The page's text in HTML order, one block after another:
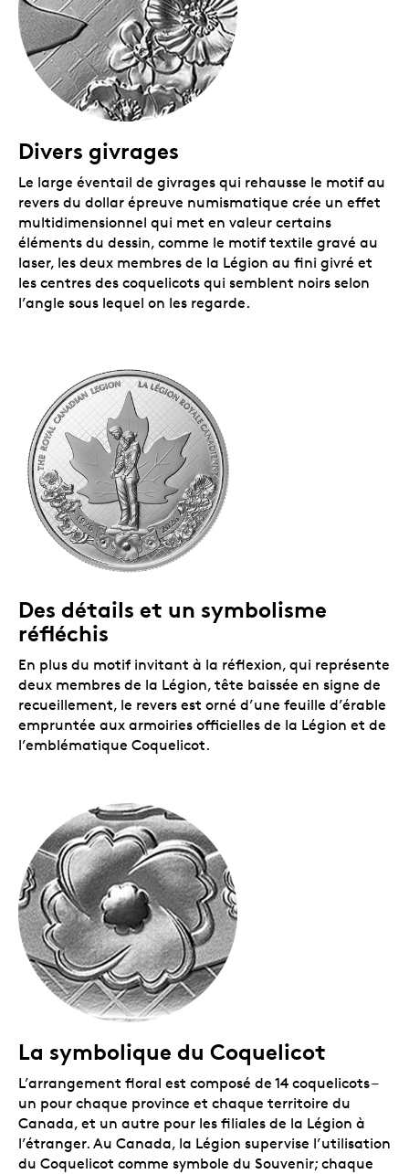
Un tirage limité.Le tirage mondial est limité à
35 000 exemplaires.
Un certificat numéroté.La Monnaie royale
canadienne certifie l’authenticité de toutes ses
pièces de collection.
Aucune TPS ni TVH.
Emballage
Le dollar épreuve numismatique en argent fin est
encapsulé et présenté dans un boîtier à double coque
noir orné du logo de la Monnaie royale canadienne. Le
boîtier est assorti d’une boîte protectrice noire.
Divers givrages
Le large éventail de givrages qui rehausse le motif au
revers du dollar épreuve numismatique crée un effet
multidimensionnel qui met en valeur certains
éléments du dessin, comme le motif textile gravé au
laser, les deux membres de la Légion au fini givré et
les centres des coquelicots qui semblent noirs selon
l’angle sous lequel on les regarde.
Des détails et un symbolisme
réfléchis
En plus du motif invitant à la réflexion, qui représente
deux membres de la Légion, tête baissée en signe de
recueillement, le revers est orné d’une feuille d’érable
empruntée aux armoiries officielles de la Légion et de
l’emblématique Coquelicot.
La symbolique du Coquelicot
L’arrangement floral est composé de 14 coquelicots –
un pour chaque province et chaque territoire du
Canada, et un autre pour les filiales de la Légion à
l’étranger. Au Canada, la Légion supervise l’utilisation
du Coquelicot comme symbole du Souvenir; chaque